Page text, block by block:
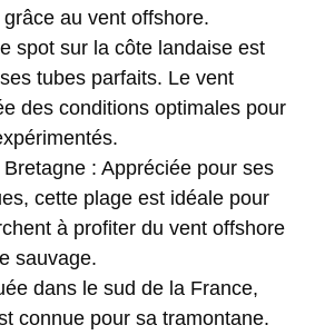
au vent offshore.
spot sur la côte landaise est
tubes parfaits. Le vent
des conditions optimales pour
Bretagne : Appréciée pour ses
cette plage est idéale pour
à profiter du vent offshore
sauvage.
dans le sud de la France,
connue pour sa tramontane.